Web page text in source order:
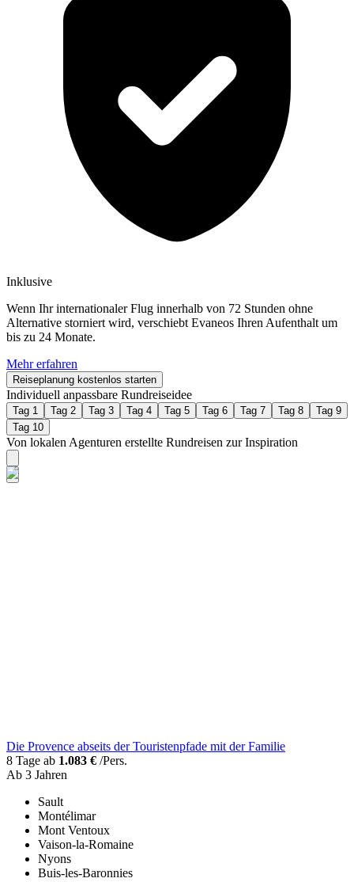
Inklusive
Wenn Ihr internationaler Flug innerhalb von 72 Stunden ohne
Alternative storniert wird, verschiebt Evaneos Ihren Aufenthalt um
bis zu 24 Monate.
Mehr erfahren
Reiseplanung kostenlos starten
Individuell anpassbare Rundreiseidee
Tag 1 Tag 2 Tag 3 Tag 4 Tag 5 Tag 6 Tag 7 Tag 8
Tag 9
Tag 10
Von lokalen Agenturen erstellte Rundreisen zur Inspiration
Die Provence abseits der Touristenpfade mit der Familie
8 Tage ab 1.083 € /Pers.
Ab 3 Jahren
Sault
Montélimar
Mont Ventoux
Vaison-la-Romaine
Nyons
Buis-les-Baronnies